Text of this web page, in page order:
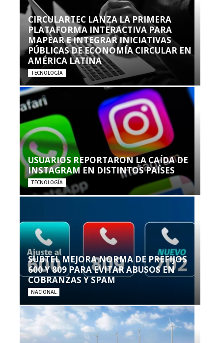
CIRCULARTEC LANZA LA PRIMERA
PLATAFORMA INTERACTIVA PARA
MAPEAR E INTEGRAR INICIATIVAS
PÚBLICAS DE ECONOMÍA CIRCULAR EN
AMÉRICA LATINA
TECNOLOGÍA
USUARIOS REPORTARON LA CAÍDA DE
INSTAGRAM EN DISTINTOS PAÍSES
TECNOLOGÍA
SUBTEL MEJORA NORMA DE PREFIJOS
600 Y 809 PARA EVITAR ABUSOS EN
COBRANZAS Y SPAM
NACIONAL